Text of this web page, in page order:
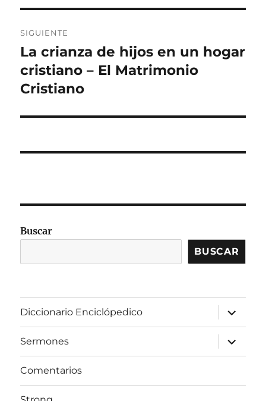
SIGUIENTE
Entrada
siguiente:
La crianza de hijos en un hogar
cristiano – El Matrimonio
Cristiano
Buscar
BUSCAR
Diccionario Enciclópedico
expandir
el
menú
inferior
Sermones
expandir
el
menú
Comentarios